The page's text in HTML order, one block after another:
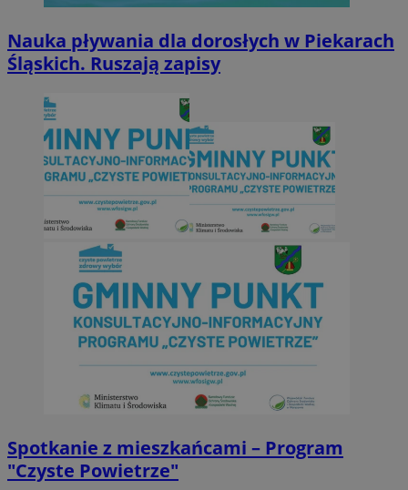
Nauka pływania dla dorosłych w Piekarach
Śląskich. Ruszają zapisy
Spotkanie z mieszkańcami – Program
"Czyste Powietrze"